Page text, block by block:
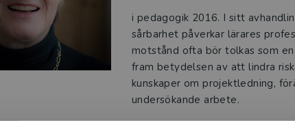
i pedagogik 2016. I sitt
sårbarhet påverkar lärares
motstånd ofta bör tolkas som
fram betydelsen av att lindra
kunskaper om projektledning,
undersökande arbete.